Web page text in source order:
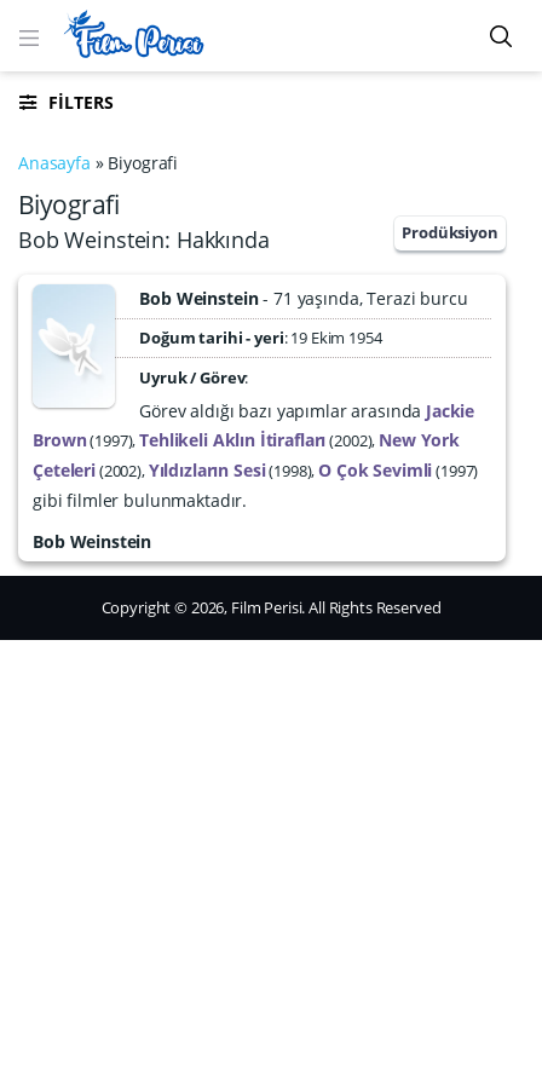
FILTERS
Anasayfa » Biyografi
Biyografi
Bob Weinstein: Hakkında Prodüksiyon
Bob Weinstein 71 yaşında Terazi burcu
Doğum tarihi - yeri 19 Ekim 1954
Uyruk / Görev:
Görev aldığı bazı yapımlar arasında Jackie
Brown 1997 Tehlikeli Aklın İtirafları 2002
New York
Çeteleri 2002 Yıldızların Sesi 1998 O Çok Sevimli 1997
gibi filmler bulunmaktadır.
Bob Weinstein
Copyright © 2026, Film Perisi. All Rights Reserved